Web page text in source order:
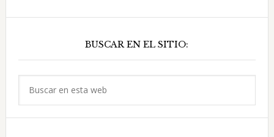
Prensa
principal
BUSCAR EN EL SITIO: